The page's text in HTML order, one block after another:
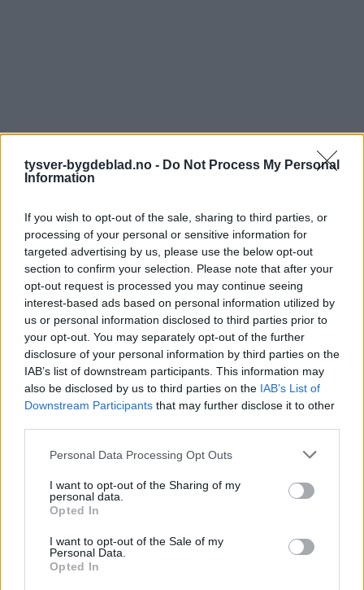
tysver-bygdeblad.no - Do Not Process My Personal
Information
If you wish to opt-out of the sale, sharing to third parties, or
processing of your personal or sensitive information for
targeted advertising by us, please use the below opt-out
section to confirm your selection. Please note that after your
opt-out request is processed you may continue seeing
interest-based ads based on personal information utilized by
us or personal information disclosed to third parties prior to
your opt-out. You may separately opt-out of the further
disclosure of your personal information by third parties on the
IAB’s list of downstream participants. This information may
also be disclosed by us to third parties on the IAB’s List of
Downstream Participants that may further disclose it to other
Personal Data Processing Opt Outs
I want to opt-out of the Sharing of my
personal data.
Opted In
I want to opt-out of the Sale of my
Personal Data.
Opted In